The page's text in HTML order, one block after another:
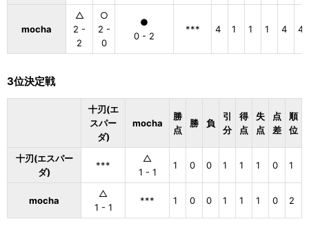
mocha
△
2 -
2
○
2 -
0
●
0 - 2
*** 4 1 1 1 4 4
3位決定戦
十刃(エ
スパー
ダ)
mocha
勝
点
勝 負
引
分
得
点
失
点
点
差
順
位
十刃(エスパー
ダ)
***
△
1 - 1
1 0 0 1 1 1 0 1
mocha
△
1 - 1
*** 1 0 0 1 1 1 0 2